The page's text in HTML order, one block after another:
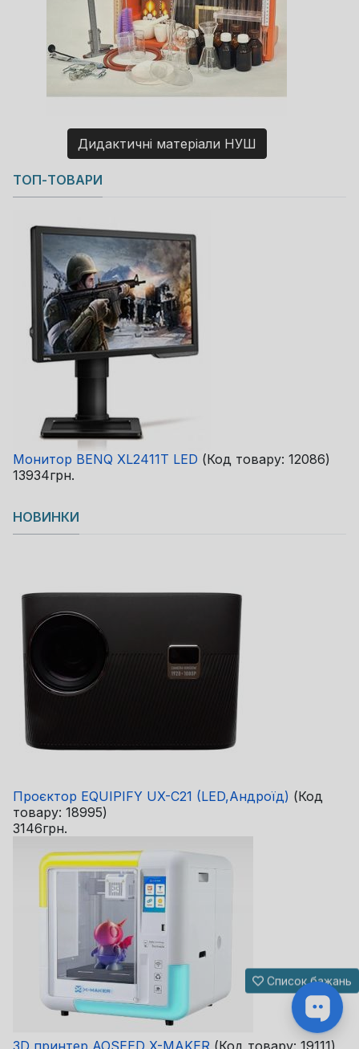
Дидактичні матеріали НУШ
Copyright MAXXmarketing GmbH
JoomShopping Download & Support
ТОП-ТОВАРИ
Монитор BENQ XL2411T LED (Код товару: 12086)
13934грн.
НОВИНКИ
Проєктор EQUIPIFY UX-C21 (LED,Андроїд) (Код
товару: 18995)
3146грн.
3D принтер AOSEED X-MAKER (Код товару: 19111)
Список бажань